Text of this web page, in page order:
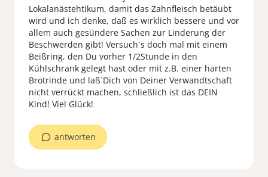
Lokalanästehtikum, damit das Zahnfleisch betäubt
wird und ich denke, daß es wirklich bessere und vor
allem auch gesündere Sachen zur Linderung der
Beschwerden gibt! Versuch`s doch mal mit einem
Beißring, den Du vorher 1/2Stunde in den
Kühlschrank gelegt hast oder mit z.B. einer harten
Brotrinde und laß`Dich von Deiner Verwandtschaft
nicht verrückt machen, schließlich ist das DEIN
Kind! Viel Glück!
antworten